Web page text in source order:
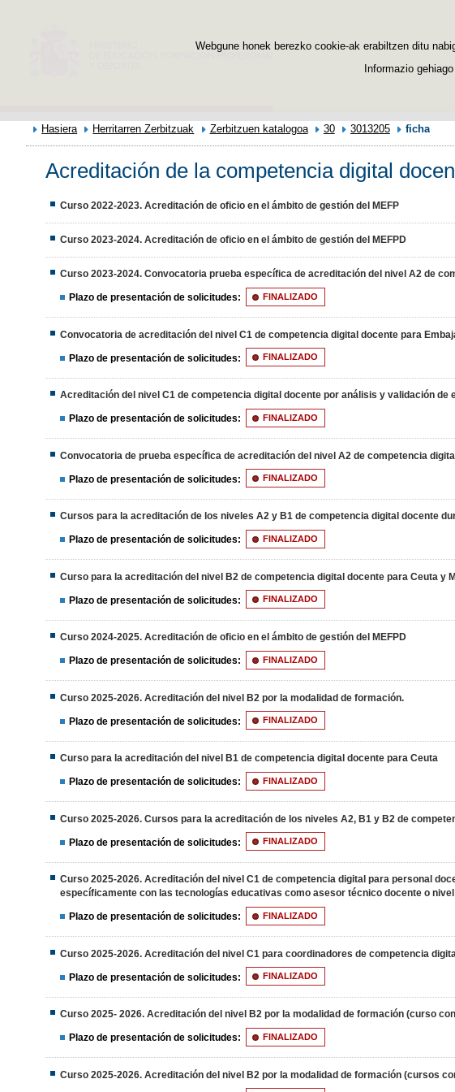
Webgune honek berezko cookie-ak erabiltzen ditu
Informazio
Hasiera Herritarren Zerbitzuak Zerbitzuen katalogoa 30 3013205 ficha
Acreditación de la competencia digital
Curso 2022-2023. Acreditación de oficio en el ámbito de gestión del MEFP
Curso 2023-2024. Acreditación de oficio en el ámbito de gestión del MEFPD
Curso 2023-2024. Convocatoria prueba específica de acreditación del nivel A2 de
Plazo de presentación de solicitudes: FINALIZADO
Convocatoria de acreditación del nivel C1 de competencia digital docente para
Plazo de presentación de solicitudes: FINALIZADO
Acreditación del nivel C1 de competencia digital docente por análisis y validación
Plazo de presentación de solicitudes: FINALIZADO
Convocatoria de prueba específica de acreditación del nivel A2 de competencia
Plazo de presentación de solicitudes: FINALIZADO
Cursos para la acreditación de los niveles A2 y B1 de competencia digital docente
Plazo de presentación de solicitudes: FINALIZADO
Curso para la acreditación del nivel B2 de competencia digital docente para Ceuta y
Plazo de presentación de solicitudes: FINALIZADO
Curso 2024-2025. Acreditación de oficio en el ámbito de gestión del MEFPD
Plazo de presentación de solicitudes: FINALIZADO
Curso 2025-2026. Acreditación del nivel B2 por la modalidad de formación.
Plazo de presentación de solicitudes: FINALIZADO
Curso para la acreditación del nivel B1 de competencia digital docente para Ceuta
Plazo de presentación de solicitudes: FINALIZADO
Curso 2025-2026. Cursos para la acreditación de los niveles A2, B1 y B2 de
Plazo de presentación de solicitudes: FINALIZADO
Curso 2025-2026. Acreditación del nivel C1 de competencia digital para personal
específicamente con las tecnologías educativas como asesor técnico docente o
Plazo de presentación de solicitudes: FINALIZADO
Curso 2025-2026. Acreditación del nivel C1 para coordinadores de competencia
Plazo de presentación de solicitudes: FINALIZADO
Curso 2025- 2026. Acreditación del nivel B2 por la modalidad de formación (curso
Plazo de presentación de solicitudes: FINALIZADO
Curso 2025-2026. Acreditación del nivel B2 por la modalidad de formación (cursos